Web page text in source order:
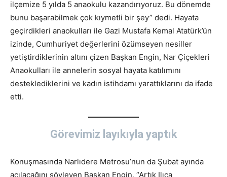
ilçemize 5 yılda 5 anaokulu kazandırıyoruz. Bu dönemde
bunu başarabilmek çok kıymetli bir şey” dedi. Hayata
geçirdikleri anaokulları ile Gazi Mustafa Kemal Atatürk’ün
izinde, Cumhuriyet değerlerini özümseyen nesiller
yetiştirdiklerinin altını çizen Başkan Engin, Nar Çiçekleri
Anaokulları ile annelerin sosyal hayata katılımını
desteklediklerini ve kadın istihdamı yarattıklarını da ifade
etti.
Görevimiz layıkıyla yaptık
Konuşmasında Narlıdere Metrosu’nun da Şubat ayında
açılacağını söyleyen Başkan Engin, “Artık Ilıca